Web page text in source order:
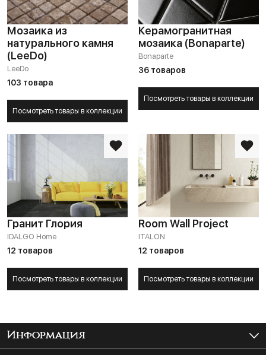
Мозаика из
натурального камня
(LeeDo)
LeeDo
103 товара
Посмотреть товары в коллекции
Керамогранитная
мозаика (Bonaparte)
Bonaparte
36 товаров
Посмотреть товары в коллекции
Гранит Глория
IDALGO Home
12 товаров
Посмотреть товары в коллекции
Room Wall Project
ITALON
12 товаров
Посмотреть товары в коллекции
Информация